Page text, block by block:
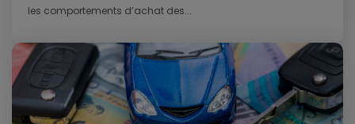
les comportements d’achat des...